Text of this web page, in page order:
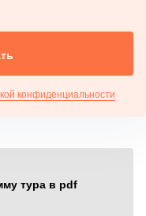
конфиденциальности
тура в pdf